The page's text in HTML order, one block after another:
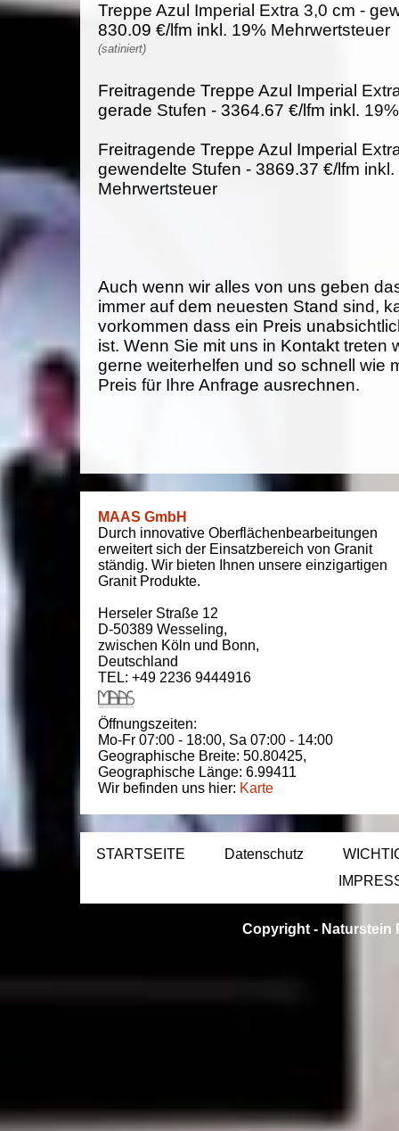
Treppe Azul Imperial Extra 3,0 cm -
830.09 €/lfm inkl. 19% Mehrwertsteuer
(satiniert)
Freitragende Treppe Azul Imperial
gerade Stufen - 3364.67 €/lfm inkl.
Freitragende Treppe Azul Imperial
gewendelte Stufen - 3869.37 €/lfm inkl.
Mehrwertsteuer
Auch wenn wir alles von uns geben
immer auf dem neuesten Stand sind,
vorkommen dass ein Preis
ist. Wenn Sie mit uns in Kontakt treten
gerne weiterhelfen und so schnell wie
Preis für Ihre Anfrage ausrechnen.
MAAS GmbH
Durch innovative Oberflächenbearbeitungen
erweitert sich der Einsatzbereich von Granit
ständig. Wir bieten Ihnen unsere einzigartigen
Granit Produkte.
Herseler Straße 12
D-50389 Wesseling,
zwischen Köln und Bonn,
Deutschland
TEL: +49 2236 9444916
Öffnungszeiten:
Mo-Fr 07:00 - 18:00, Sa 07:00 - 14:00
Geographische Breite: 50.80425,
Geographische Länge: 6.99411
Wir befinden uns hier: Karte
STARTSEITE Datenschutz
Copyright - Naturstein